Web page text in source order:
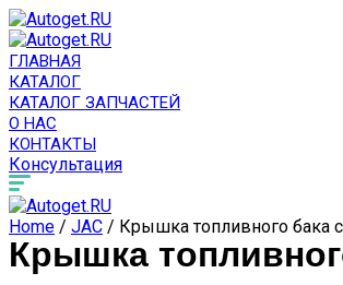
ГЛАВНАЯ
КАТАЛОГ
КАТАЛОГ ЗАПЧАСТЕЙ
О НАС
КОНТАКТЫ
Консультация
Home / JAC / Крышка топливного бака
Крышка